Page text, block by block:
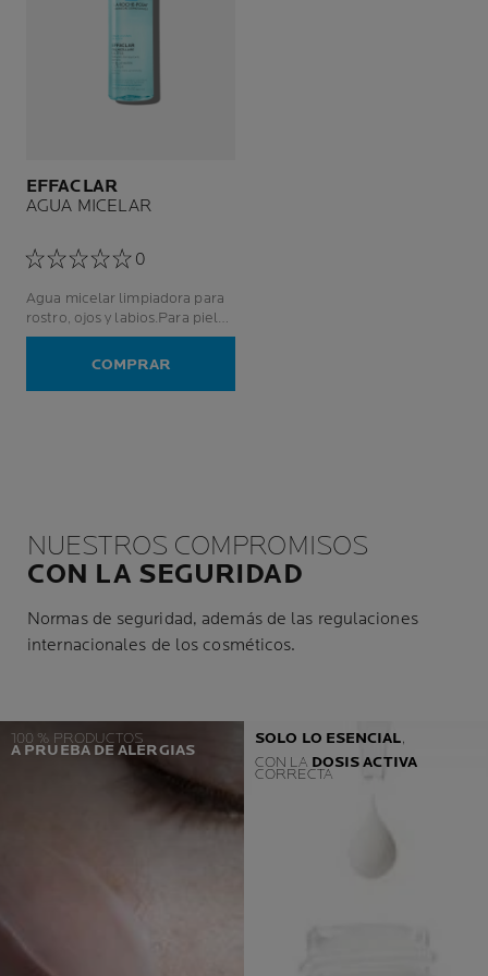
EFFACLAR
AGUA MICELAR
0
Agua micelar limpiadora para
rostro, ojos y labios.Para piel
mixta a grasa, inclusive pieles
sensibles con tendencia a
COMPRAR
NUESTROS COMPROMISOS
CON LA SEGURIDAD
Normas de seguridad, además de las regulaciones
internacionales de los cosméticos.
100 % PRODUCTOS
A PRUEBA DE ALERGIAS
SOLO LO ESENCIAL,
CON LA DOSIS ACTIVA
CORRECTA